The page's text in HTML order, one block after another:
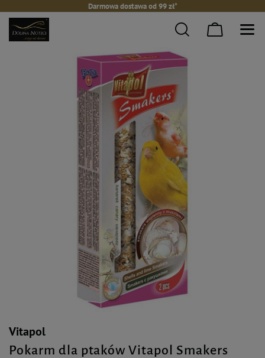
Darmowa dostawa od 99 zł*
Vitapol
Pokarm dla ptaków Vitapol Smakers